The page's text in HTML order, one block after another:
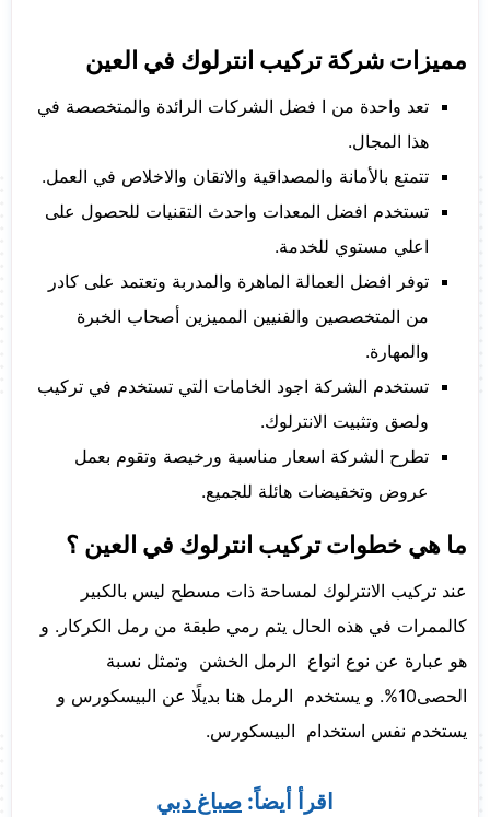
مميزات شركة تركيب انترلوك في العين
تعد واحدة من ا فضل الشركات الرائدة والمتخصصة في
هذا المجال.
تتمتع بالأمانة والمصداقية والاتقان والاخلاص في العمل.
تستخدم افضل المعدات واحدث التقنيات للحصول على
اعلي مستوي للخدمة.
توفر افضل العمالة الماهرة والمدربة وتعتمد على كادر
من المتخصصين والفنيين المميزين أصحاب الخبرة
والمهارة.
تستخدم الشركة اجود الخامات التي تستخدم في تركيب
ولصق وتثبيت الانترلوك.
تطرح الشركة اسعار مناسبة ورخيصة وتقوم بعمل
عروض وتخفيضات هائلة للجميع.
ما هي خطوات تركيب انترلوك في العين ؟
عند تركيب الانترلوك لمساحة ذات مسطح ليس بالكبير
كالممرات في هذه الحال يتم رمي طبقة من رمل الكركار. و
هو عبارة عن نوع انواع الرمل الخشن وتمثل نسبة
الحصى10%. و يستخدم الرمل هنا بديلًا عن البيسكورس و
يستخدم نفس استخدام البيسكورس.
اقرأ أيضاً: صباغ دبي